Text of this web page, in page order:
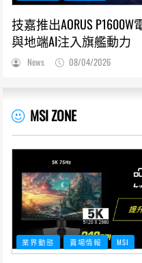
技嘉推出AORUS
與地端AI注入旗艦動力
News 08/04/2026
MSI ZONE
業界動態 賣場情報 MSI